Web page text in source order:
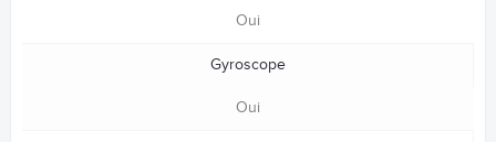
Oui
Gyroscope
Oui